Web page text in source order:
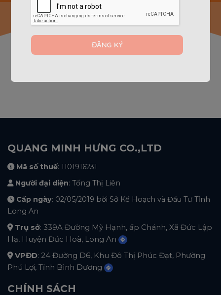
QUANG MINH HƯNG CO.,LTD
Mã số thuế: 1101916231
Người đại diện: Tống Thị Liên
Cấp ngày: 02/05/2019 bời Sở Kế Hoạch và Đầu Tư Tỉnh
Long An
Trụ sở: 339A Đường Mỹ Hạnh, ấp Chánh, Xã Đức Lập
Hạ, Huyện Đức Hoà, Long An
VPĐD: 24 Đường D6, Khu Đô Thị Phúc Đạt, Phường
Phú Lợi, Tỉnh Bình Dương
CHÍNH SÁCH